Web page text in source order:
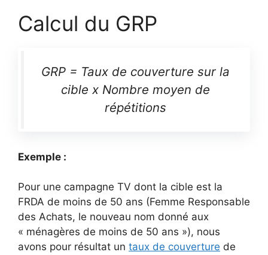
Calcul du GRP
GRP = Taux de couverture sur la
cible x Nombre moyen de
répétitions
Exemple :
Pour une campagne TV dont la cible est la
FRDA de moins de 50 ans (Femme Responsable
des Achats, le nouveau nom donné aux
« ménagères de moins de 50 ans »), nous
avons pour résultat un taux de couverture de